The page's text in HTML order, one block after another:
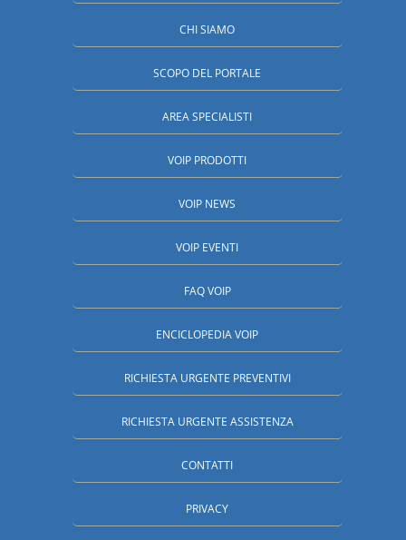
CHI SIAMO
SCOPO DEL PORTALE
AREA SPECIALISTI
VOIP PRODOTTI
VOIP NEWS
VOIP EVENTI
FAQ VOIP
ENCICLOPEDIA VOIP
RICHIESTA URGENTE PREVENTIVI
RICHIESTA URGENTE ASSISTENZA
CONTATTI
PRIVACY